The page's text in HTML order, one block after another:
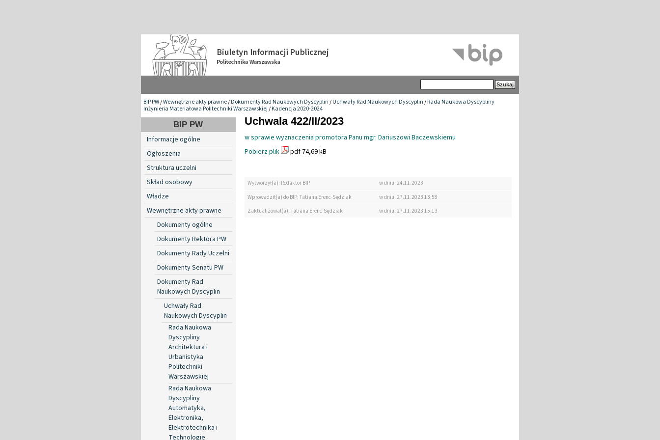
BIP PW/Wewnętrzne akty prawne/Dokumenty Rad Naukowych Dyscyplin/Uchwały Rad Naukowych Dyscyplin/Rada Naukowa Dyscypliny
Inżynieria Materiałowa Politechniki Warszawskiej/Kadencja 2020-2024
BIP PW
Informacje ogólne
Ogłoszenia
Struktura uczelni
Skład osobowy
Władze
Wewnętrzne akty prawne
Dokumenty ogólne
Dokumenty Rektora PW
Dokumenty Rady Uczelni
Dokumenty Senatu PW
Dokumenty Rad
Naukowych Dyscyplin
Uchwały Rad
Naukowych Dyscyplin
Rada Naukowa
Dyscypliny
Architektura i
Urbanistyka
Politechniki
Warszawskiej
Rada Naukowa
Dyscypliny
Automatyka,
Elektronika,
Elektrotechnika i
Technologie
Uchwala 422/II/2023
w sprawie wyznaczenia promotora Panu mgr. Dariuszowi Baczewskiemu
Pobierz plik
pdf 74,69 kB
Wytworzył(a): Redaktor BIP
w dniu: 24.11.2023
Wprowadził(a) do BIP: Tatiana Erenc-Sędziak
w dniu: 27.11.2023 13:58
Zaktualizował(a): Tatiana Erenc-Sędziak
w dniu: 27.11.2023 15:13